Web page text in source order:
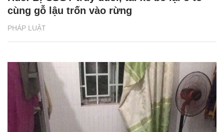
PHÁP LUẬT
cùng gỗ lậu trốn vào rừng